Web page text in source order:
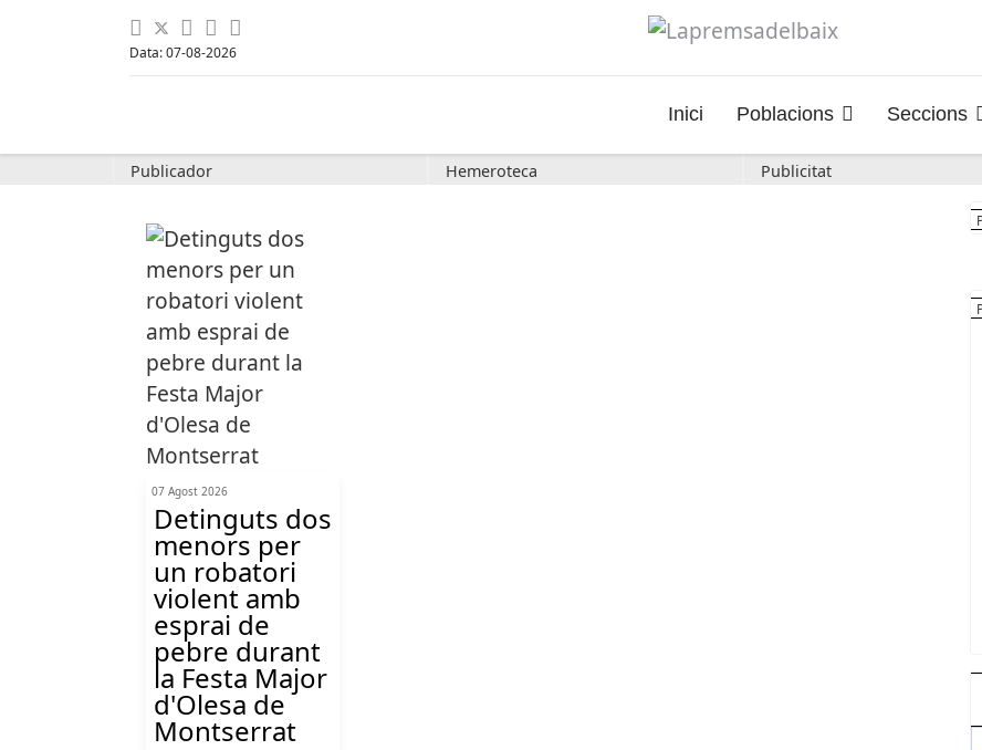
Data: 07-08-2026
Inici Poblacions Seccions
Publicador Hemeroteca Publicitat
07 Agost 2026
Detinguts dos
menors per
un robatori
violent amb
esprai de
pebre durant
la Festa Major
d'Olesa de
Montserrat